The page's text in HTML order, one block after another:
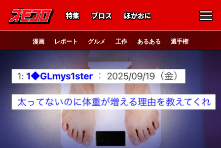
特集 ブロス ほかおに
漫画 レポート グルメ 工作 あるある 選手権